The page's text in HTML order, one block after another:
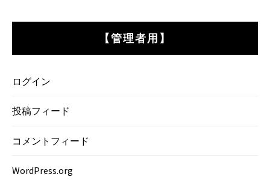
【管理者用】
ログイン
投稿フィード
コメントフィード
WordPress.org